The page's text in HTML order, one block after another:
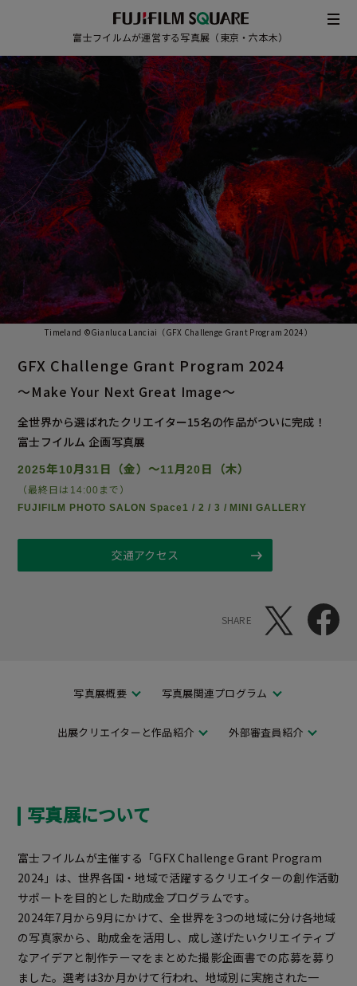
富士フイルムが運営する写真展（東京・六本木）
JAPANESE / ENGLISH
Timeland ©Gianluca Lanciai（GFX Challenge Grant Program 2024）
GFX Challenge Grant Program 2024
～Make Your Next Great Image～
全世界から選ばれたクリエイター15名の作品がついに完成！
富士フイルム 企画写真展
2025年10月31日（金）～11月20日（木）
（最終日は14:00まで）
FUJIFILM PHOTO SALON Space1 / 2 / 3 / MINI GALLERY
交通アクセス
SHARE
写真展概要 写真展関連プログラム
出展クリエイターと作品紹介 外部審査員紹介
写真展について
富士フイルムが主催する「GFX Challenge Grant Program
2024」は、世界各国・地域で活躍するクリエイターの創作活動
サポートを目的とした助成金プログラムです。
2024年7月から9月にかけて、全世界を3つの地域に分け各地域
の写真家から、助成金を活用し、成し遂げたいクリエイティブ
なアイデアと制作テーマをまとめた撮影企画書での応募を募り
ました。選考は3か月かけて行われ、地域別に実施された一